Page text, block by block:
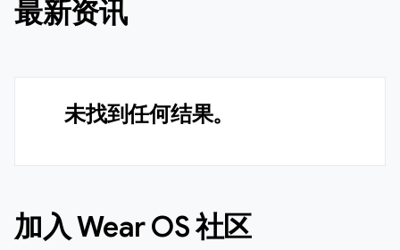
最新资讯
未找到任何结果。
加入 Wear OS 社区